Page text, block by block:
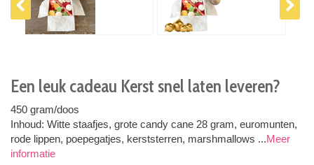
Een leuk cadeau Kerst snel laten leveren?
450 gram/doos
Inhoud: Witte staafjes, grote candy cane 28 gram, euromunten,
rode lippen, poepegatjes, kerststerren, marshmallows ...Meer
informatie